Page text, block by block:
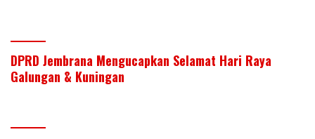
DPRD Jembrana Mengucapkan Selamat Hari Raya
Galungan & Kuningan